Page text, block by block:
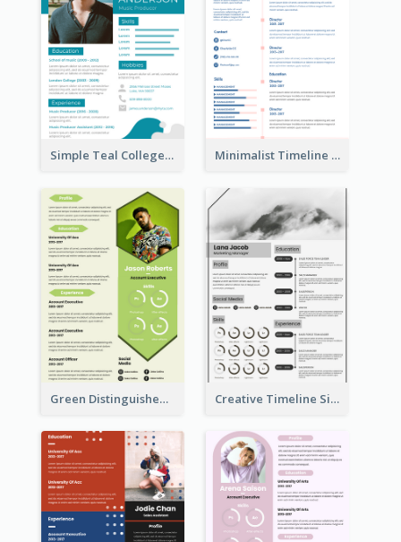
Simple Teal College Student Resume Minimalist Timeline Medical Student Resume
Green Distinguished Resume Creative Timeline Simple Resume